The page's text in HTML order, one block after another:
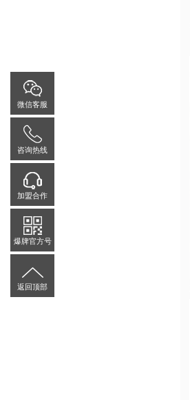
微信客服
咨询热线
加盟合作
爆牌官方号
返回顶部